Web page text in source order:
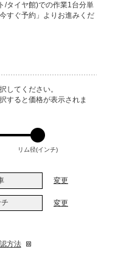
/タイヤ館)での作業1台分単
すぐ予約」よりお進みくだ
してください。
すると価格が表示されま
リム径(インチ)
変更
変更
方法